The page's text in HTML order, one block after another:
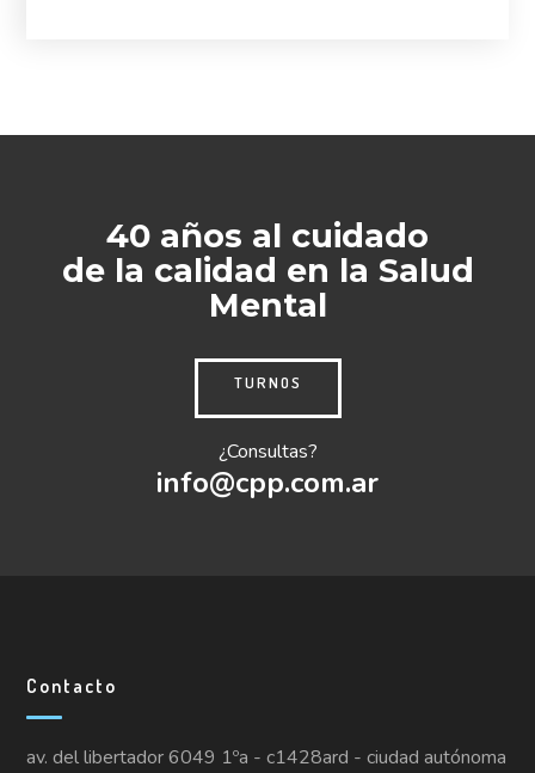
40 años al cuidado
de la calidad en la Salud
Mental
TURNOS
¿Consultas?
info@cpp.com.ar
Contacto
av. del libertador 6049 1ºa - c1428ard - ciudad autónoma